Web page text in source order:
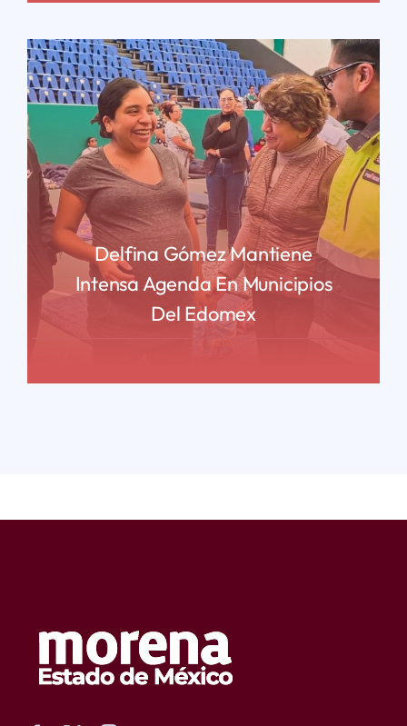
Delfina Gómez Mantiene
Intensa Agenda En Municipios
Del Edomex